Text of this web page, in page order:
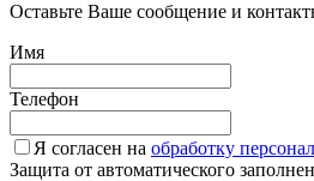
Оставьте Ваше сообщение и
Имя
Телефон
Я согласен на обработку
Защита от автоматического